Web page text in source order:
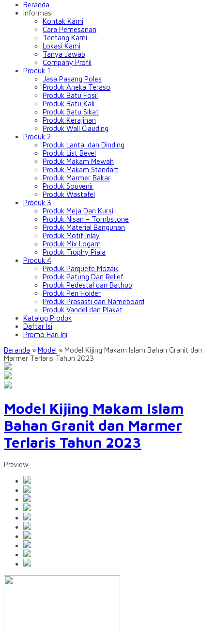
Beranda
Informasi
Kontak Kami
Cara Pemesanan
Tentang Kami
Lokasi Kami
Tanya Jawab
Company Profil
Produk 1
Jasa Pasang Poles
Produk Aneka Teraso
Produk Batu Fosil
Produk Batu Kali
Produk Batu Sikat
Produk Kerajinan
Produk Wall Clauding
Produk 2
Produk Lantai dan Dinding
Produk List Bevel
Produk Makam Mewah
Produk Makam Standart
Produk Marmer Bakar
Produk Souvenir
Produk Wastafel
Produk 3
Produk Meja Dan Kursi
Produk Nisan – Tombstone
Produk Material Bangunan
Produk Motif Inlay
Produk Mix Logam
Produk Trophy Piala
Produk 4
Produk Parquete Mozaik
Produk Patung Dan Relief
Produk Pedestal dan Bathub
Produk Pen Holder
Produk Prasasti dan Nameboard
Produk Vandel dan Plakat
Katalog Produk
Daftar Isi
Promo Hari Ini
Beranda » Model » Model Kijing Makam Islam Bahan Granit dan
Marmer Terlaris Tahun 2023
Model Kijing Makam Islam
Bahan Granit dan Marmer
Terlaris Tahun 2023
Preview